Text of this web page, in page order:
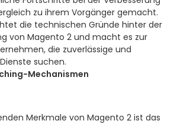
zu ihrem Vorgänger gemacht.
die technischen Gründe hinter der
von Magento 2 und macht es zur
die zuverlässige und
suchen.
Mechanismen
Merkmale von Magento 2 ist das